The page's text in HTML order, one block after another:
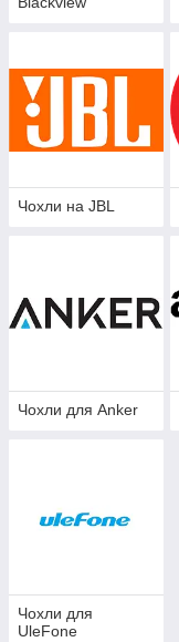
Чохли на JBL
Чохли для Anker
Чохли для
UleFone